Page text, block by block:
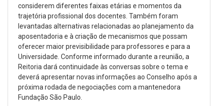
considerem diferentes faixas etárias e momentos da
trajetória profissional dos docentes. Também foram
levantadas alternativas relacionadas ao planejamento da
aposentadoria e à criação de mecanismos que possam
oferecer maior previsibilidade para professores e para a
Universidade. Conforme informado durante a reunião, a
Reitoria dará continuidade às conversas sobre o tema e
deverá apresentar novas informações ao Conselho após a
próxima rodada de negociações com a mantenedora
Fundação São Paulo.